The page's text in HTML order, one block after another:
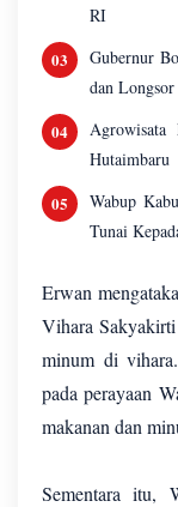
RI
Gubernur
dan
Agrowisata
Hutaimbaru
Wabup
Tunai
Erwan
Vihara Sakyakirti
minum di
pada perayaan
makanan dan
Sementara itu,